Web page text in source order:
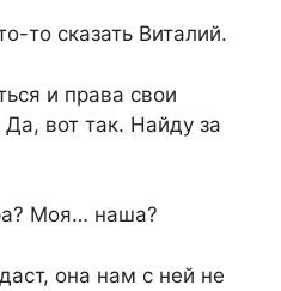
то сказать Виталий.
и права свои
вот так. Найду за
Моя… наша?
она нам с ней не